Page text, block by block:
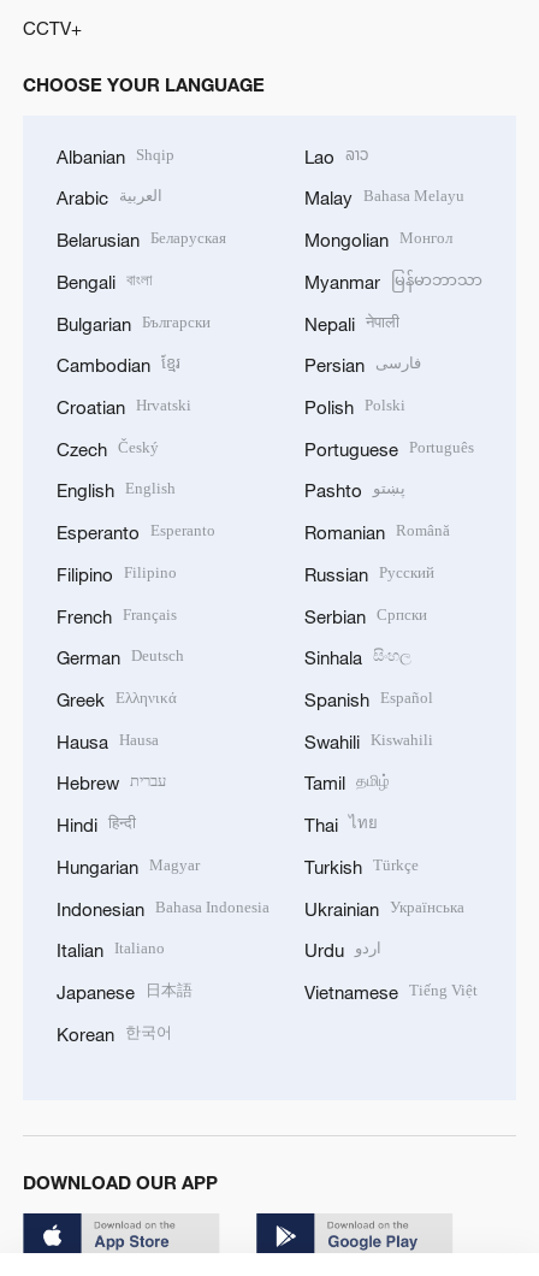
CCTV+
CHOOSE YOUR LANGUAGE
Albanian Shqip
Arabic العربية
Belarusian Беларуская
Bengali বাংলা
Bulgarian Български
Cambodian ខ្មែរ
Croatian Hrvatski
Czech Český
English English
Esperanto Esperanto
Filipino Filipino
French Français
German Deutsch
Greek Ελληνικά
Hausa Hausa
Hebrew עברית
Hindi हिन्दी
Hungarian Magyar
Indonesian Bahasa Indonesia
Italian Italiano
Japanese 日本語
Korean 한국어
Lao ລາວ
Malay Bahasa Melayu
Mongolian Монгол
Myanmar မြန်မာဘာသာ
Nepali नेपाली
Persian فارسی
Polish Polski
Portuguese Português
Pashto پښتو
Romanian Română
Russian Русский
Serbian Српски
Sinhala සිංහල
Spanish Español
Swahili Kiswahili
Tamil தமிழ்
Thai ไทย
Turkish Türkçe
Ukrainian Українська
Urdu اردو
Vietnamese Tiếng Việt
DOWNLOAD OUR APP